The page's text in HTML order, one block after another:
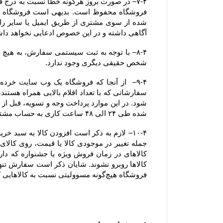
آگاهی داشته و در این خصوص ادعایی نخواهد
شخص حقیقی دیگری وجود ندارد.
شده طی ۲۴ الی ۴۸ ساعت کاری به حساب مشتری عودت داده خواهد شد.
فروشگاه هیچ‌گونه مسوولیتی نسبت به کالاهایی که در سبد خرید رها شده است یا پروسه سفارش تکمیل نشده و تکمیل وجه نشده ، ندارد.